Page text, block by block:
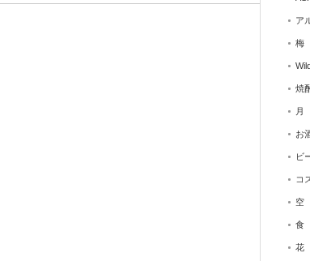
ア
梅
焼
月
お
ビ
コ
空
食
花